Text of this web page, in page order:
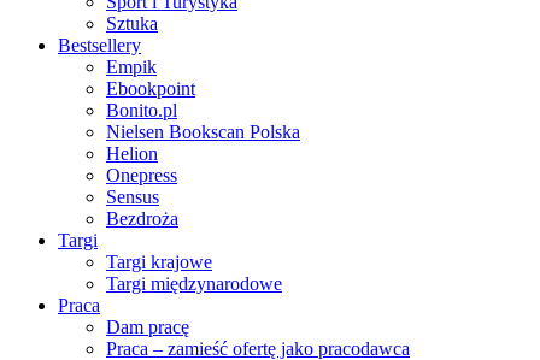
Sztuka
Bestsellery
Empik
Ebookpoint
Bonito.pl
Nielsen Bookscan Polska
Helion
Onepress
Sensus
Bezdroża
Targi
Targi krajowe
Targi międzynarodowe
Praca
Dam pracę
Praca – zamieść ofertę jako pracodawca